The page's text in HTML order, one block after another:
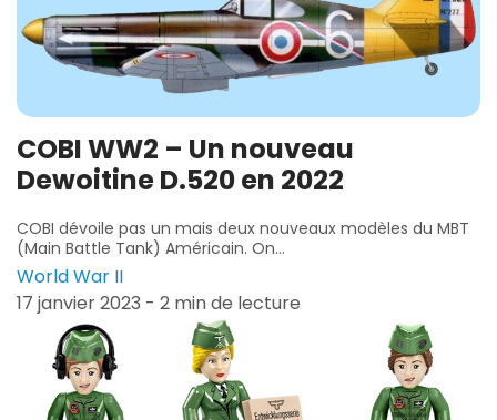
COBI WW2 – Un nouveau
Dewoitine D.520 en 2022
COBI dévoile pas un mais deux nouveaux modèles du MBT
(Main Battle Tank) Américain. On...
World War II
17 janvier 2023 - 2 min de lecture